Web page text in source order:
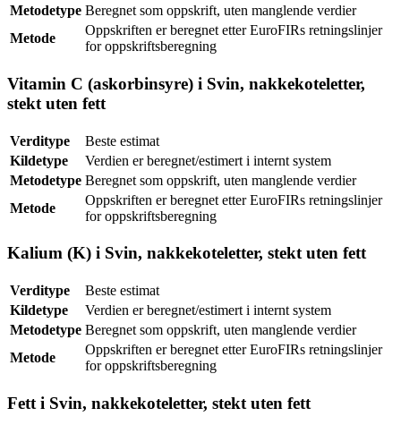
Metodetype Beregnet som oppskrift, uten manglende verdier
Metode
Oppskriften er beregnet etter EuroFIRs retningslinjer
for oppskriftsberegning
Vitamin C (askorbinsyre) i Svin, nakkekoteletter,
stekt uten fett
Verditype
Beste estimat
Kildetype
Verdien er beregnet/estimert i internt system
Metodetype Beregnet som oppskrift, uten manglende verdier
Metode
Oppskriften er beregnet etter EuroFIRs retningslinjer
for oppskriftsberegning
Kalium (K) i Svin, nakkekoteletter, stekt uten fett
Verditype
Beste estimat
Kildetype
Verdien er beregnet/estimert i internt system
Metodetype Beregnet som oppskrift, uten manglende verdier
Metode
Oppskriften er beregnet etter EuroFIRs retningslinjer
for oppskriftsberegning
Fett i Svin, nakkekoteletter, stekt uten fett